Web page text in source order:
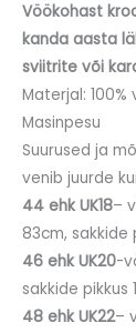
Vöökohast
kanda aasta
sviitrite või
Materjal: 100%
Masinpesu
Suurused ja
venib juurde
44 ehk UK18–
83cm, sakkide
46 ehk UK20-
sakkide pikkus
48 ehk UK22–